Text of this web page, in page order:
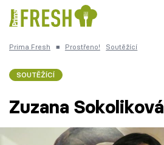
Česká kuchyně
Prima Fresh ■ Prostřeno! Soutěžící
SOUTĚŽÍCÍ
Zuzana Sokoliková